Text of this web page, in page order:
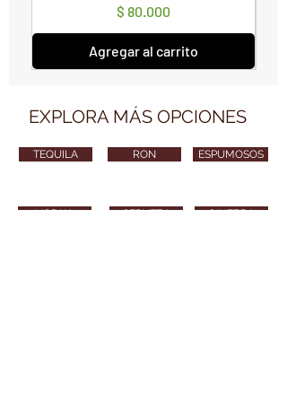
Precio
$ 80.000
Agregar al carrito
EXPLORA MÁS OPCIONES
TEQUILA
VODKA
RON ESPUMOSOS
CERVEZA GINEBRA